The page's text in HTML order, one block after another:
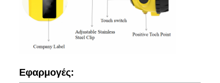
Εφαρμογές: